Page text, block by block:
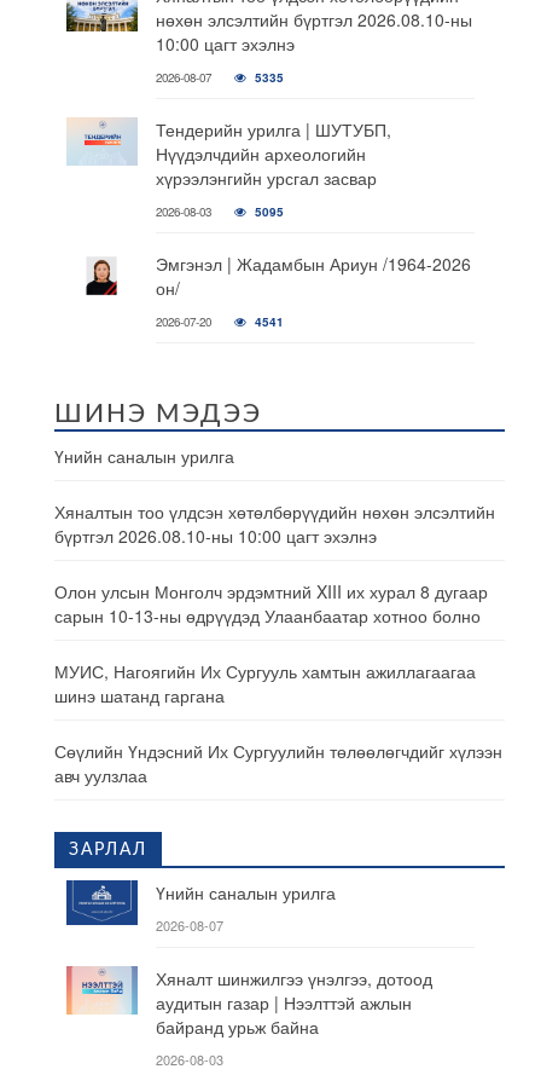
нөхөн элсэлтийн бүртгэл 2026.08.10-ны
10:00 цагт эхэлнэ
2026-08-07 5335
Тендерийн урилга | ШУТУБП,
Нүүдэлчдийн археологийн
хүрээлэнгийн урсгал засвар
2026-08-03 5095
Эмгэнэл | Жадамбын Ариун /1964-2026
он/
2026-07-20 4541
ШИНЭ МЭДЭЭ
Үнийн саналын урилга
Хяналтын тоо үлдсэн хөтөлбөрүүдийн нөхөн элсэлтийн
бүртгэл 2026.08.10-ны 10:00 цагт эхэлнэ
Олон улсын Монголч эрдэмтний XIII их хурал 8 дугаар
сарын 10-13-ны өдрүүдэд Улаанбаатар хотноо болно
МУИС, Нагоягийн Их Сургууль хамтын ажиллагаагаа
шинэ шатанд гаргана
Сөүлийн Үндэсний Их Сургуулийн төлөөлөгчдийг хүлээн
авч уулзлаа
ЗАРЛАЛ
Үнийн саналын урилга
2026-08-07
Хяналт шинжилгээ үнэлгээ, дотоод
аудитын газар | Нээлттэй ажлын
байранд урьж байна
2026-08-03